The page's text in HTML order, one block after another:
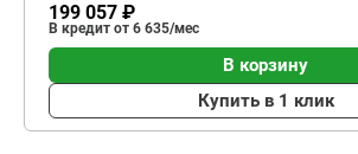
199 057 ₽
В кредит от 6 635/мес
В корзину
Купить в 1 клик